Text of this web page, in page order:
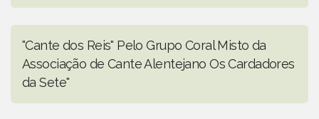
"Cante dos Reis" Pelo Grupo Coral Misto da
Associação de Cante Alentejano Os Cardadores
da Sete"